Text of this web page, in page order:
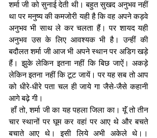
शर्मा जी को सुनाई देती थी। बहुत सुखद अनुभव नहीं
था पर मनुष्य की कमजोरी यही है कि वह अपने कड़वे
अनुभव भी साथ ले कर चलता हैं। पर शायद यही
अनुभव उस के लिए आवश्यक भी है। उन्हीं की
बदौलत शर्मा जी आज भी अपने स्थान पर अडिग खड़े
हैं। झुके लेकिन इतना नहीं कि बिछ जाऐं। अकड़े
लेकिन इतना नहीं कि टूट जायें। पर यह सब तो आप
को धीरे-धीरे पता चल ही जाये गा जैसे-जैसे कहानी
आगे बढ़े गी।
हॉं तो, शर्मा जी का यह पहला जिला का। यूॅं तो तीन
चार स्थानों पर घूम कर वहां पर आए थे और बचते
बचाते आए थे। इसी लिये अभी अकेले थे।।